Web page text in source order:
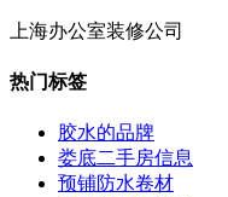
上海办公室装修公司
热门标签
胶水的品牌
娄底二手房信息
预铺防水卷材